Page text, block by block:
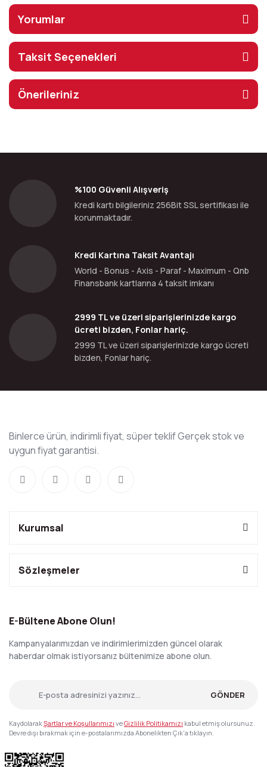
Yorumlar
Taksit Seçenekleri
Önerileriniz
%100 Güvenli Alışveriş
Kredi kartı bilgileriniz 256Bit SSL sertifikası ile
korunmaktadır.
Kredi Kartına Taksit Avantajı
World - Bonus - Axis - Paraf - Maximum - Qnb
Finansbank kartlarına 4 taksit imkanı
2999 TL ve üzeri siparişlerinizde kargo
ücreti bizden, Fonlar hariç.
2999 TL ve üzeri siparişlerinizde kargo ücreti
bizden, Fonlar hariç.
Binlerce ürün, indirimli fiyat, süper teklif Gerçek stok ve
uygun fiyat garantisi.
Kurumsal
Sözleşmeler
E-Bültene Abone Olun!
Kampanyalarımızdan ve indirimlerimizden güncel olarak
haberdar olmak istiyorsanız bültenimize abone olun.
GÖNDER
KaydolarakŞartlar ve Koşullarımızı veGizlilik Politikamızı kabul etmiş olursunuz.
Devre dışı bırakmak için e-postalarımızda Abonelikten Çık'a tıklayın.